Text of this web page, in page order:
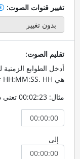
تغيير قنوات الصوت:
تقليم الصوت:
أدخل الطوابع
هي HH:MM:SS. HH = ساعة، MM = دقائق، SS = ثوانٍ.
مثال: 00:02:23 تعني دقيقتين و23 ثانية.
إلى